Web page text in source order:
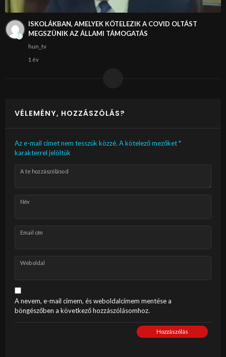
ISKOLÁKBAN, AMELYEK KÖTELEZIK A COVID OLTÁST
MEGSZÜNIK AZ ÁLLAMI TÁMOGATÁS
hun_tv
1 év
VÉLEMÉNY, HOZZÁSZÓLÁS?
Az e-mail címet nem tesszük közzé. A kötelező mezőket*
karakterrel jelöltük
A te hozzászólásod
Név
Email cím
Weboldal
A nevem, e-mail címem, és weboldalcímem mentése a
böngészőben a következő hozzászólásomhoz.
Hozzászólás